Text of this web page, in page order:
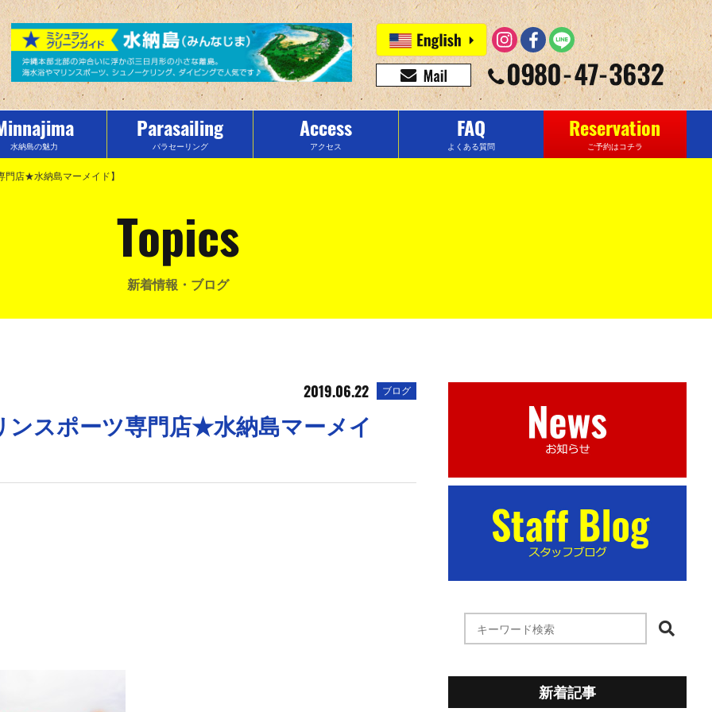
水納島の魅力
Parasailing
パラセーリング
Access
アクセス
FAQ
よくある質問
Reservation
ご予約はコチラ
店★水納島マーメイド】
Topics
新着情報・ブログ
2019.06.22 ブログ
スポーツ専門店★水納島マーメイ
新着記事